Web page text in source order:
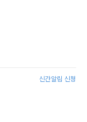
신간알림 신청